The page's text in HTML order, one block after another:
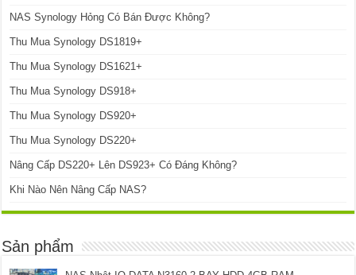
NAS Synology Hỏng Có Bán Được Không?
Thu Mua Synology DS1819+
Thu Mua Synology DS1621+
Thu Mua Synology DS918+
Thu Mua Synology DS920+
Thu Mua Synology DS220+
Nâng Cấp DS220+ Lên DS923+ Có Đáng Không?
Khi Nào Nên Nâng Cấp NAS?
Sản phẩm